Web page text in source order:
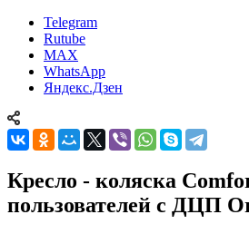
Telegram
Rutube
MAX
WhatsApp
Яндекс.Дзен
Кресло - коляска
пользователей с ДЦП